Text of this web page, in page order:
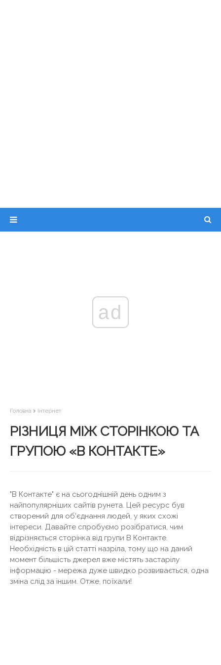
ad
Головна Інтернет
РІЗНИЦЯ МІЖ СТОРІНКОЮ ТА
ГРУПОЮ «В КОНТАКТЕ»
"В Контакте" є на сьогоднішній день одним з
найпопулярніших сайтів рунета. Цей ресурс був
створений для об'єднання людей, у яких схожі
інтереси. Давайте спробуємо розібратися, чим
відрізняється сторінка від групи В Контакте.
Необхідність в цій статті назріла, тому що на даний
момент більшість джерел вже містять застарілу
інформацію - мережа дуже швидко розвивається, одна
зміна слід за іншим. Отже, поїхали!